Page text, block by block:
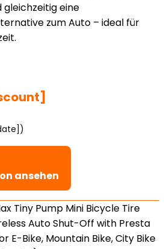
gleichzeitig eine
zum Auto – ideal für
ansehen